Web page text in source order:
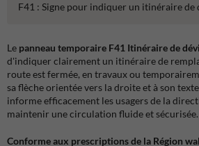
F41 : Signe pour indiquer un itinéraire de
Le panneau temporaire F41 Itinéraire de
d'indiquer clairement un itinéraire de
route est fermée, en travaux ou
sa flèche orientée vers la droite et à son
informe efficacement les usagers de la
maintenir une circulation fluide et sécurisée.
Conforme aux prescriptions de la Région